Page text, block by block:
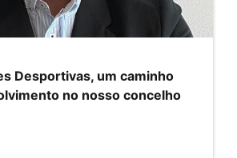
Desportivas, um caminho
no nosso concelho